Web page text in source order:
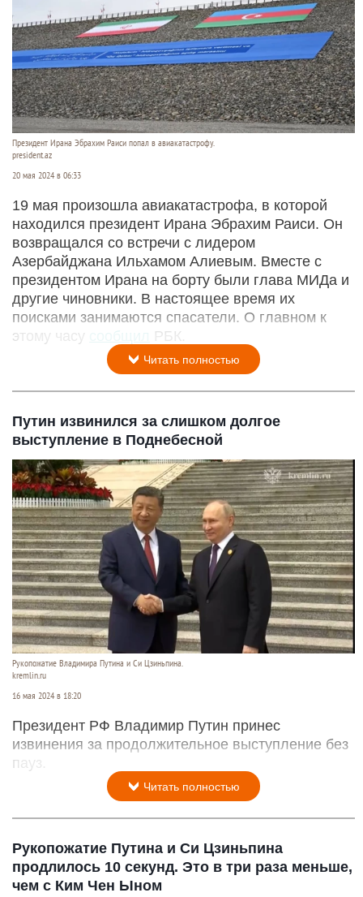
Президент Ирана Эбрахим Раиси попал в авиакатастрофу.
president.az
20 мая 2024 в 06:33
19 мая произошла авиакатастрофа, в которой
находился президент Ирана Эбрахим Раиси. Он
возвращался со встречи с лидером
Азербайджана Ильхамом Алиевым. Вместе с
президентом Ирана на борту были глава МИДа и
другие чиновники. В настоящее время их
поисками занимаются спасатели. О главном к
этому часу
сообщил РБК.
Читать полностью
Путин извинился за слишком долгое
выступление в Поднебесной
Рукопожатие Владимира Путина и Си Цзиньпина.
kremlin.ru
16 мая 2024 в 18:20
Президент РФ Владимир Путин принес
извинения за продолжительное выступление без
пауз.
Читать полностью
Рукопожатие Путина и Си Цзиньпина
продлилось 10 секунд. Это в три раза меньше,
чем с Ким Чен Ыном